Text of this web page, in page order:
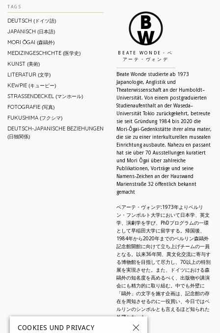
TAGS
DEUTSCH (ドイツ語)
JAPANISCH (日本語)
MORI ŌGAI (森鷗外)
MEDIZINGESCHICHTE (医学史)
KUNST (美術)
LITERATUR (文学)
KEWPIE (キューピー)
STRASSENDECKEL (マンホール)
FOTOGRAFIE (写真)
FUKUSHIMA (フクシマ)
DEUTSCH-JAPANISCHE BEZIEHUNGEN
(日独関係)
BEATE WONDE・ベ
アーテ・ヴォンデ
Beate Wonde studierte ab 1973
Japanologie, Anglistik und
Theaterwissenschaft an der Humboldt–
Universität. Von einem postgraduierten
Studienaufenthalt an der Waseda–
Universität Tokio zurückgekehrt, betreute
sie seit Gründung 1984 bis 2020 die
Mori-Ôgai-Gedenkstätte ihrer alma mater,
die sie zu einer interkulturellen musealen
Einrichtung ausbaute. Nahezu en passant
hat sie über 70 Ausstellungen kuratiert
und Mori Ôgai über zahlreiche
Publikationen, Vorträge und seine
Namens-Zeichen an der Hauswand
Marienstraße 32 öffentlich bekannt
gemacht
ベアーテ・ヴォンデ:1973年よりベルリ
ン・フンボルト大学において日本学、英文
学、演劇学を学び、PhDプログラムの一環
として早稲田大学に留学する。帰国後、
1984年から2020年までのベルリン森鷗外
記念館開館に向けて立ち上げチームの一員
となる。以来36年間、異文化交流に寄与す
る博物館を目指して尽力し、70以上の特別
展を実現させた。また、ドイツにおける森
鷗外の知名度を高めるべく、出版物や講演
会にも精力的に取り組む。中でも外壁に
「鷗外」の文字を施す企画は、記念館の存
在を周知させるのに一役買い、今日ではベ
ルリンのシンボルとも言えるほど知られた
外壁となった。
COOKIES UND PRIVACY